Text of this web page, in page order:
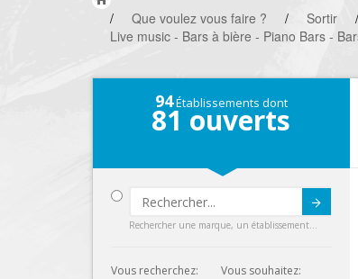
/ Que voulez vous faire ? / Sortir /
Live music - Bars à bière - Piano Bars -
94Établissements dont
81 ouverts
Rechercher une marque, un établissement...
Vous recherchez:
Vous souhaitez: